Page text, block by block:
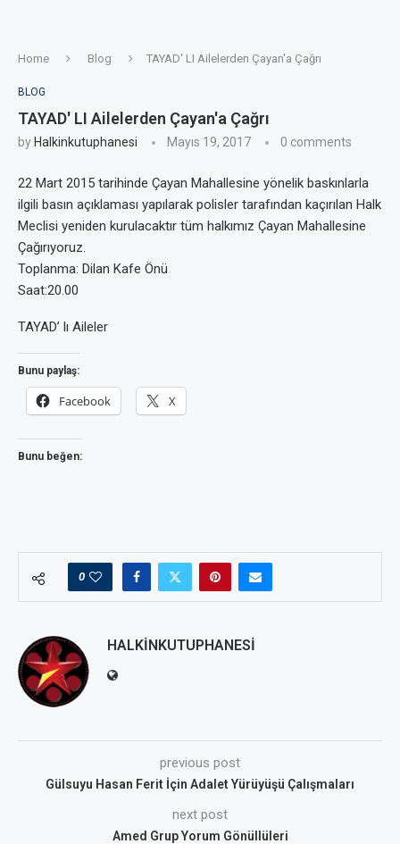
Home Blog TAYAD' LI Ailelerden Çayan'a Çağrı
BLOG
TAYAD' LI Ailelerden Çayan'a Çağrı
by Halkinkutuphanesi Mayıs 19, 2017 0 comments
22 Mart 2015 tarihinde Çayan Mahallesine yönelik baskınlarla
ilgili basın açıklaması yapılarak polisler tarafından kaçırılan Halk
Meclisi yeniden kurulacaktır tüm halkımız Çayan Mahallesine
Çağırıyoruz.
Toplanma: Dilan Kafe Önü
Saat:20.00
TAYAD’ lı Aileler
Bunu paylaş:
Facebook X
Bunu beğen:
0
HALKINKUTUPHANESI
previous post
Gülsuyu Hasan Ferit İçin Adalet Yürüyüşü Çalışmaları
next post
Amed Grup Yorum Gönüllüleri